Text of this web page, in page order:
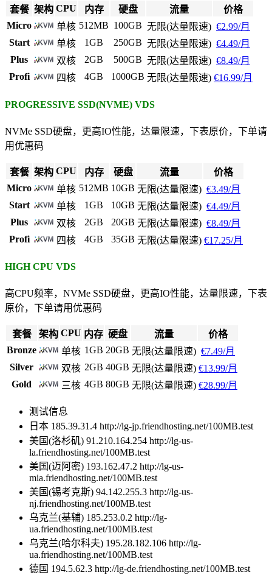
套餐 架构 CPU 内存 硬盘 流量
价格
Micro
单核 512MB 100GB 无限(达量限速) €2.99/月
Start
单核 1GB 250GB 无限(达量限速) €4.49/月
Plus
双核 2GB 500GB 无限(达量限速) €8.49/月
Profi
四核 4GB 1000GB 无限(达量限速) €16.99/月
PROGRESSIVE SSD(NVME) VDS
NVMe SSD硬盘，更高IO性能，达量限速，下表原价，下单请
用优惠码
套餐 架构 CPU 内存 硬盘 流量
价格
Micro
单核 512MB 10GB 无限(达量限速) €3.49/月
Start
单核 1GB 10GB 无限(达量限速) €4.49/月
Plus
双核 2GB 20GB 无限(达量限速) €8.49/月
Profi
四核 4GB 35GB 无限(达量限速) €17.25/月
HIGH CPU VDS
高CPU频率，NVMe SSD硬盘，更高IO性能，达量限速，下表
原价，下单请用优惠码
套餐 架构 CPU 内存 硬盘 流量
价格
Bronze
单核 1GB 20GB 无限(达量限速) €7.49/月
Silver
双核 2GB 40GB 无限(达量限速) €13.99/月
Gold
三核 4GB 80GB 无限(达量限速) €28.99/月
测试信息
日本 185.39.31.4 http://lg-jp.friendhosting.net/100MB.test
美国(洛杉矶) 91.210.164.254 http://lg-us-
la.friendhosting.net/100MB.test
美国(迈阿密) 193.162.47.2 http://lg-us-
mia.friendhosting.net/100MB.test
美国(锡考克斯) 94.142.255.3 http://lg-us-
nj.friendhosting.net/100MB.test
乌克兰(基辅) 185.253.0.2 http://lg-
ua.friendhosting.net/100MB.test
乌克兰(哈尔科夫) 195.28.182.106 http://lg-
ua.friendhosting.net/100MB.test
德国 194.5.62.3 http://lg-de.friendhosting.net/100MB.test